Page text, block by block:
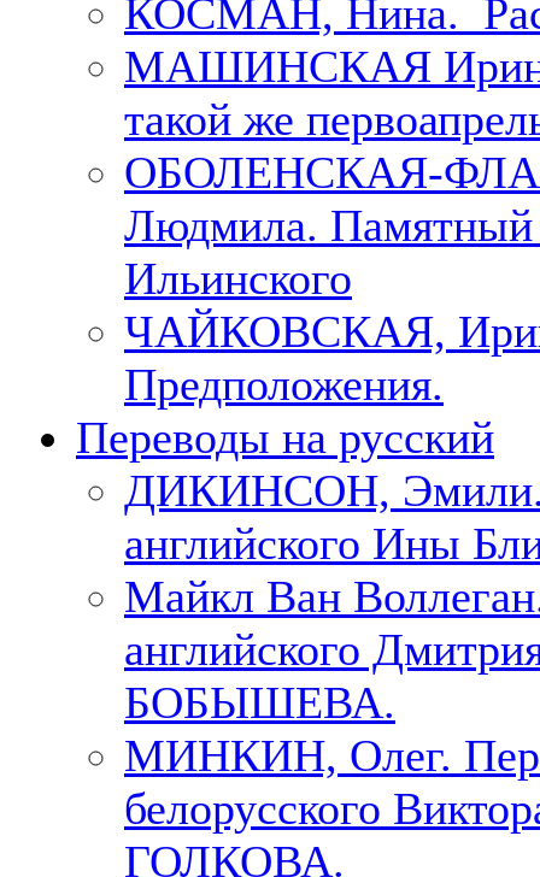
КОСМАН, Нина.
МАШИНСКАЯ
такой же
ОБОЛЕНСКАЯ-
Людмила. Памятный
Ильинского
ЧАЙКОВСКАЯ,
Предположения.
Переводы на русский
ДИКИНСОН, Эмили.
английского Ины
Майкл Ван
английского
БОБЫШЕВА.
МИНКИН, Олег.
белорусского
ГОЛКОВА.